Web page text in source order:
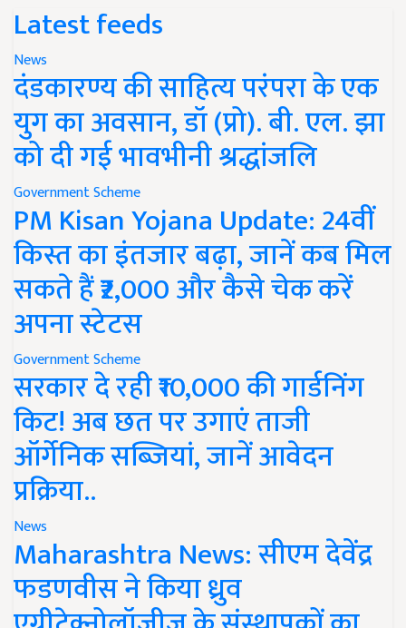
Latest feeds
News
दंडकारण्य की साहित्य परंपरा के एक
युग का अवसान, डॉ (प्रो). बी. एल. झा
को दी गई भावभीनी श्रद्धांजलि
Government Scheme
PM Kisan Yojana Update: 24वीं
किस्त का इंतजार बढ़ा, जानें कब मिल
सकते हैं ₹2,000 और कैसे चेक करें
अपना स्टेटस
Government Scheme
सरकार दे रही ₹10,000 की गार्डनिंग
किट! अब छत पर उगाएं ताजी
ऑर्गेनिक सब्जियां, जानें आवेदन
प्रक्रिया..
News
Maharashtra News: सीएम देवेंद्र
फडणवीस ने किया ध्रुव